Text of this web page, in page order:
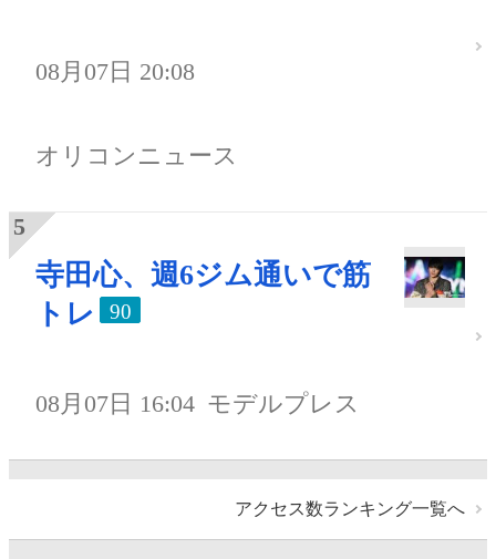
08月07日 20:08
オリコンニュース
寺田心、週6ジム通いで筋
トレ
90
08月07日 16:04 モデルプレス
アクセス数ランキング一覧へ